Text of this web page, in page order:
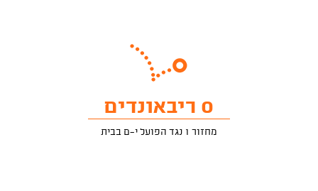
0 ריבאונדים
מחזור 1 נגד הפועל י-ם בבית